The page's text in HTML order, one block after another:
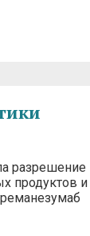
разрешение
продуктов и